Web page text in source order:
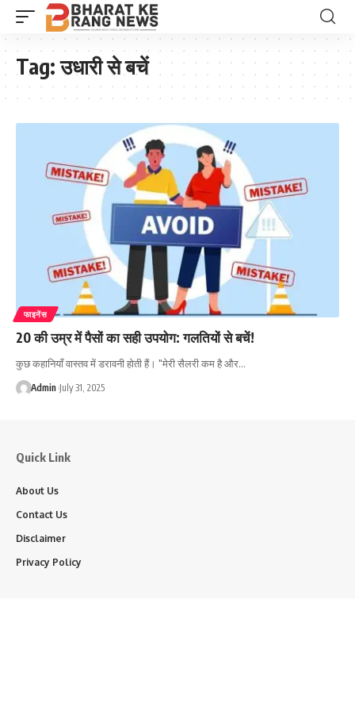
Tag:उधारी से बचें
फाइनेंस
20 की उम्र में पैसों का सही उपयोग: गलतियों से बचें!
कुछ कहानियाँ वास्तव में डरावनी होती हैं। "मेरी सैलरी कम है और…
Admin July 31, 2025
Quick Link
About Us
Contact Us
Disclaimer
Privacy Policy